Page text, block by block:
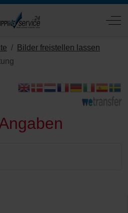
Off-
Bilder freistellen lassen